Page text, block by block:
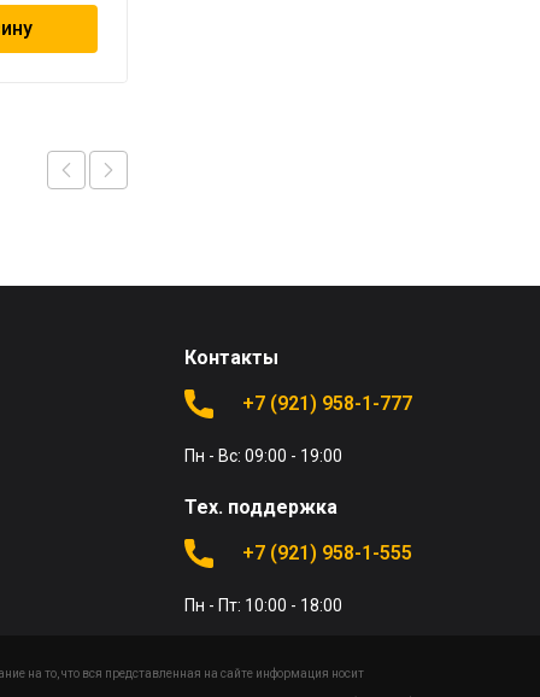
Контакты
+7 (921) 958-1-777
Пн - Вс: 09:00 - 19:00
Тех. поддержка
+7 (921) 958-1-555
Пн - Пт: 10:00 - 18:00
на то, что вся представленная на сайте информация носит